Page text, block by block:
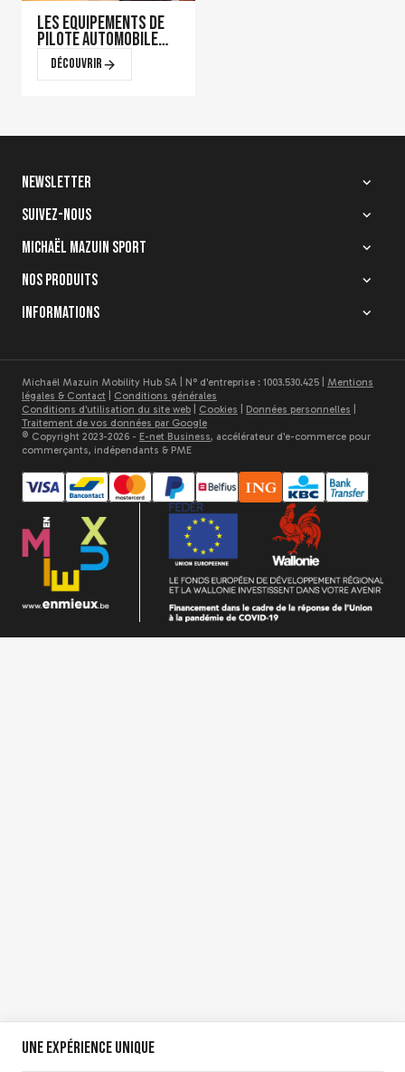
Les équipements de
pilote automobile
qui font la
différence en course
Découvrir
Quelle homologation
choisir pour votre
casque de karting ?
Newsletter
Suivez-nous
Michaël Mazuin Sport
Nos produits
Informations
Michaël Mazuin Mobility Hub SA | N° d'entreprise : 1003.530.425 | Mentions
légales & Contact
Conditions générales
Conditions d'utilisation du site web
Cookies Données personnelles
Traitement de vos données par Google
© Copyright 2023-2026 - E-net Business, accélérateur d'e-commerce pour
commerçants, indépendants & PME
Une expérience unique